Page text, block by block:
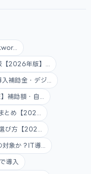
2026年版】...
補助金・デジ...
補助額・自...
とめ【202...
び方【202...
象か？IT導...
導入